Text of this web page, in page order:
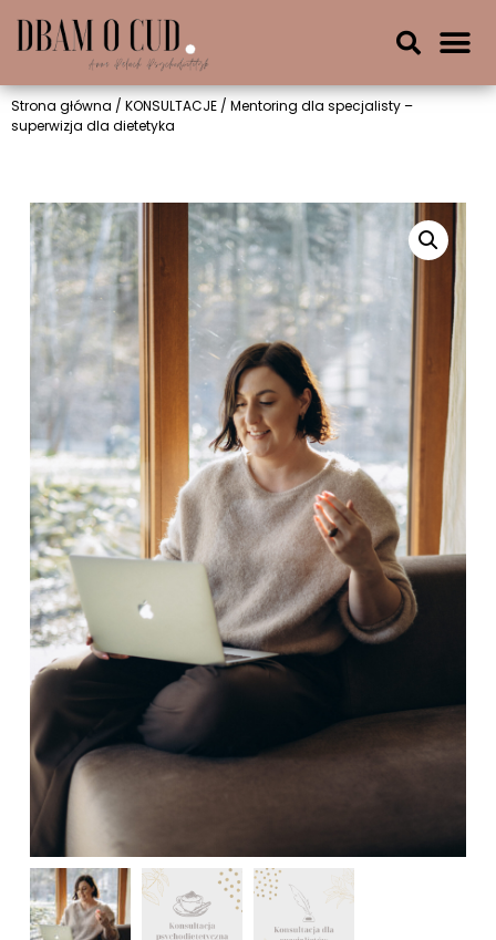
Strona główna / KONSULTACJE / Mentoring dla specjalisty –
superwizja dla dietetyka